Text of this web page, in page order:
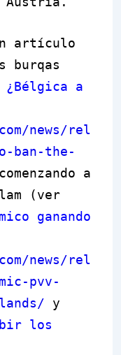
artículo
burqas
¿Bélgica a
news/rel
ban-the-
a
(ver
ganando
news/rel
pvv-
y
los